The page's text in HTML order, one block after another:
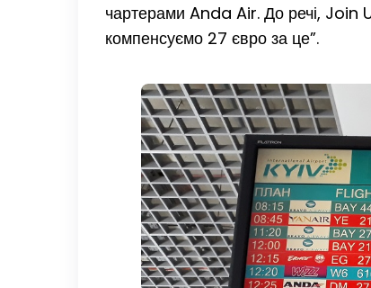
чартерами Anda Air. До речі, Join
компенсуємо 27 євро за це”.